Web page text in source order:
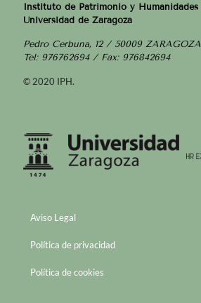
Instituto de Patrimonio y Humanidades
Universidad de Zaragoza
Pedro Cerbuna, 12 / 50009 ZARAGOZA
Tel: 976762694 / Fax: 976842694
© 2020 IPH.
Aviso Legal
Política de privacidad
Política de cookies